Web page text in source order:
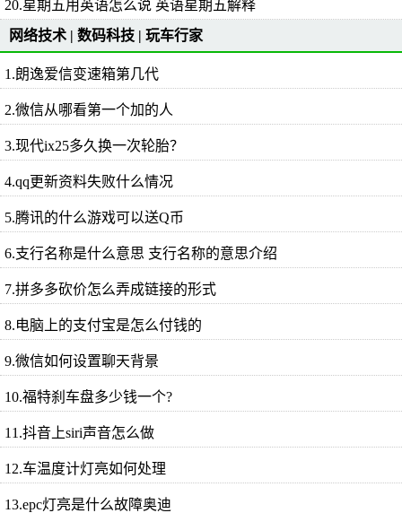
20.星期五用英语怎么说 英语星期五解释
网络技术 | 数码科技 | 玩车行家
1.朗逸爱信变速箱第几代
2.微信从哪看第一个加的人
3.现代ix25多久换一次轮胎？
4.qq更新资料失败什么情况
5.腾讯的什么游戏可以送Q币
6.支行名称是什么意思 支行名称的意思介绍
7.拼多多砍价怎么弄成链接的形式
8.电脑上的支付宝是怎么付钱的
9.微信如何设置聊天背景
10.福特刹车盘多少钱一个?
11.抖音上siri声音怎么做
12.车温度计灯亮如何处理
13.epc灯亮是什么故障奥迪